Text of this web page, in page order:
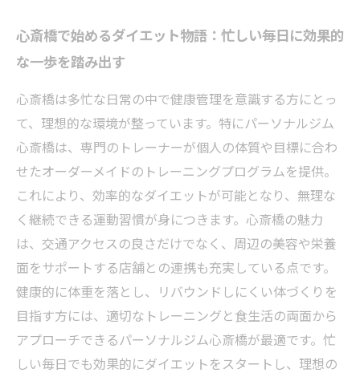
健康的な体づくりの秘訣とは？
成功体験から学ぶ心斎橋ダイエット：継続こそ
が新しい自分を作る鍵
心斎橋エリアの最新ダイエットトレンド：ファ
ッションと健康の両立を目指して
専門家が教える心斎橋で効果的に痩せる方法：
パーソナルジム活用のすすめ
心斎橋で始めるダイエット物語：忙しい毎日に効果的
な一歩を踏み出す
心斎橋は多忙な日常の中で健康管理を意識する方にとっ
て、理想的な環境が整っています。特にパーソナルジム
心斎橋は、専門のトレーナーが個人の体質や目標に合わ
せたオーダーメイドのトレーニングプログラムを提供。
これにより、効率的なダイエットが可能となり、無理な
く継続できる運動習慣が身につきます。心斎橋の魅力
は、交通アクセスの良さだけでなく、周辺の美容や栄養
面をサポートする店舗との連携も充実している点です。
健康的に体重を落とし、リバウンドしにくい体づくりを
目指す方には、適切なトレーニングと食生活の両面から
アプローチできるパーソナルジム心斎橋が最適です。忙
しい毎日でも効果的にダイエットをスタートし、理想の